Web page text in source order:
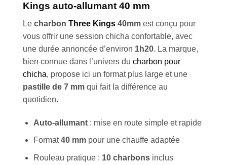
Kings auto-allumant 40 mm
Le charbon Three Kings 40mm est conçu pour
vous offrir une session chicha confortable, avec
une durée annoncée d’environ 1h20. La marque,
bien connue dans l’univers du charbon pour
chicha, propose ici un format plus large et une
pastille de 7 mm qui fait la différence au
quotidien.
Auto-allumant: mise en route simple et rapide
Format40 mmpour une chauffe adaptée
Rouleau pratique : 10 charbonsinclus